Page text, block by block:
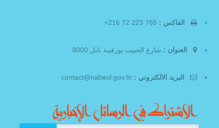
الفاكس :
العنوان : شارع الحبيب بورقيبة نابل 8000
البريد الالكتروني :